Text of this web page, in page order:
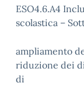
ESO4.6.A4
scolastica –
ampliamento
riduzione dei
di